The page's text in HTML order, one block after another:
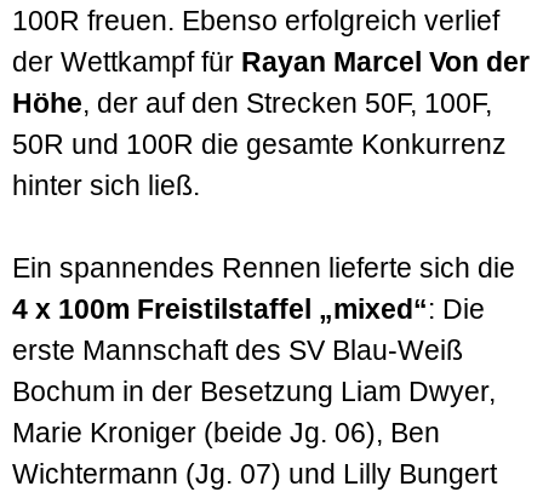
100R freuen. Ebenso erfolgreich verlief
der Wettkampf für Rayan Marcel Von der
Höhe, der auf den Strecken 50F, 100F,
50R und 100R die gesamte Konkurrenz
hinter sich ließ.
Ein spannendes Rennen lieferte sich die
4 x 100m Freistilstaffel „mixed“: Die
erste Mannschaft des SV Blau-Weiß
Bochum in der Besetzung Liam Dwyer,
Marie Kroniger (beide Jg. 06), Ben
Wichtermann (Jg. 07) und Lilly Bungert